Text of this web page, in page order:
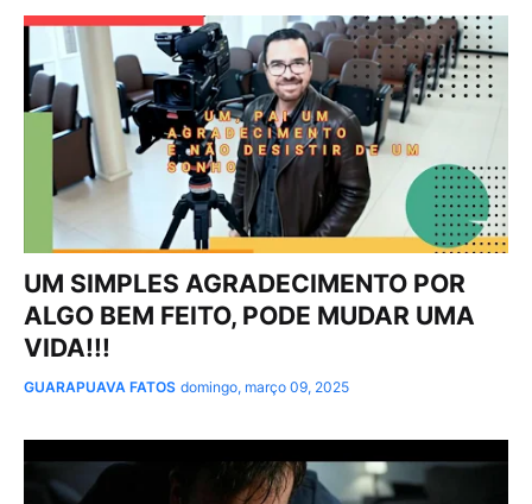
UM SIMPLES AGRADECIMENTO POR
ALGO BEM FEITO, PODE MUDAR UMA
VIDA!!!
GUARAPUAVA FATOS domingo, março 09, 2025